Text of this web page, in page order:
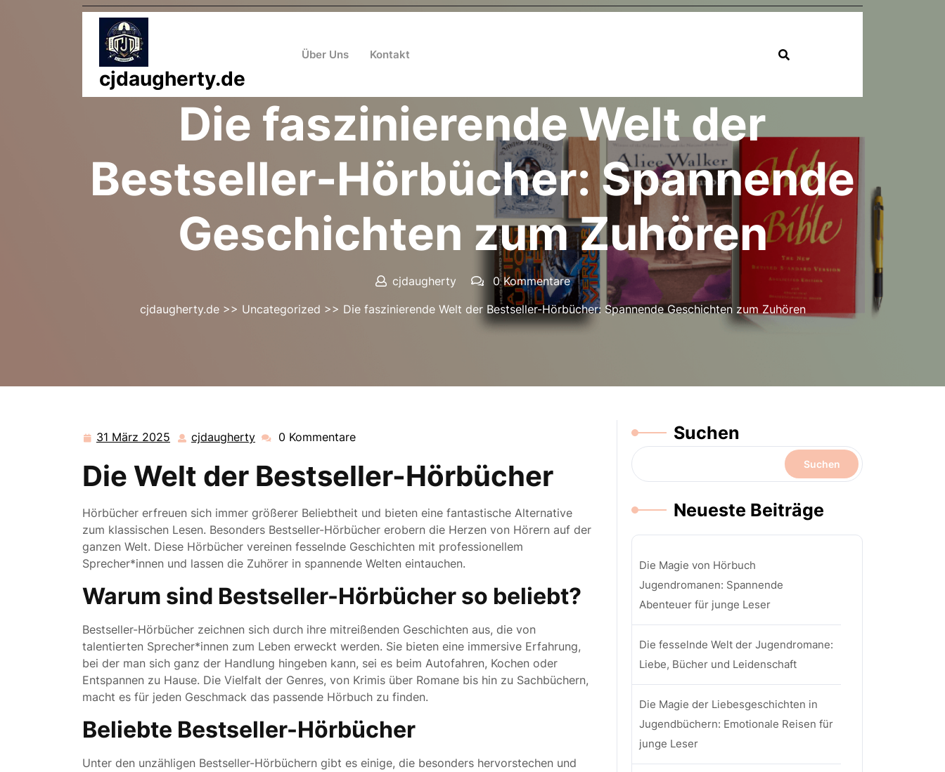
cjdaugherty.de
Über Uns Kontakt
Die faszinierende Welt der
Bestseller-Hörbücher: Spannende
Geschichten zum Zuhören
cjdaugherty
0 Kommentare
cjdaugherty.de>> Uncategorized >> Die faszinierende Welt der Bestseller-Hörbücher: Spannende Geschichten zum Zuhören
31 März 2025 31
2025
cjdaugherty cjdaugherty
0 Kommentare
Die Welt der Bestseller-Hörbücher
Hörbücher erfreuen sich immer größerer Beliebtheit und bieten eine fantastische Alternative
zum klassischen Lesen. Besonders Bestseller-Hörbücher erobern die Herzen von Hörern auf der
ganzen Welt. Diese Hörbücher vereinen fesselnde Geschichten mit professionellem
Sprecher*innen und lassen die Zuhörer in spannende Welten eintauchen.
Warum sind Bestseller-Hörbücher so beliebt?
Bestseller-Hörbücher zeichnen sich durch ihre mitreißenden Geschichten aus, die von
talentierten Sprecher*innen zum Leben erweckt werden. Sie bieten eine immersive Erfahrung,
bei der man sich ganz der Handlung hingeben kann, sei es beim Autofahren, Kochen oder
Entspannen zu Hause. Die Vielfalt der Genres, von Krimis über Romane bis hin zu Sachbüchern,
macht es für jeden Geschmack das passende Hörbuch zu finden.
Beliebte Bestseller-Hörbücher
Unter den unzähligen Bestseller-Hörbüchern gibt es einige, die besonders hervorstechen und
Suchen
Suchen
Neueste Beiträge
Die Magie von Hörbuch
Jugendromanen: Spannende
Abenteuer für junge Leser
Die fesselnde Welt der Jugendromane:
Liebe, Bücher und Leidenschaft
Die Magie der Liebesgeschichten in
Jugendbüchern: Emotionale Reisen für
junge Leser